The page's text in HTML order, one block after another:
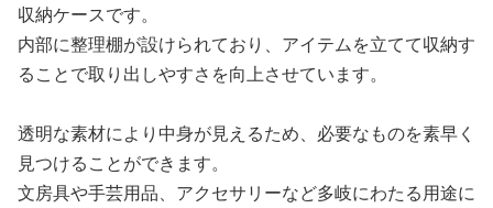
収納ケースです。
内部に整理棚が設けられており、アイテムを立てて収納す
ることで取り出しやすさを向上させています。
透明な素材により中身が見えるため、必要なものを素早く
見つけることができます。
文房具や手芸用品、アクセサリーなど多岐にわたる用途に